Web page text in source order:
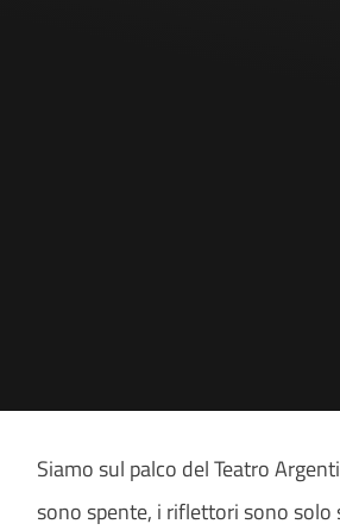
Siamo sul palco del Teatro
sono spente, i riflettori sono solo